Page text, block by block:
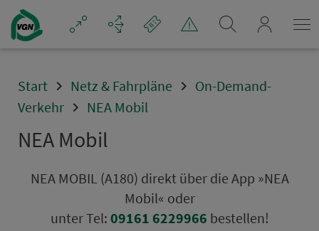
Navigation überspringen
Start Netz & Fahrpläne
On-Demand-
Verkehr
NEA Mobil
NEA Mobil
NEA MOBIL (A180) direkt über die App »NEA
Mobil« oder
unter Tel: 09161 6229966 bestellen!